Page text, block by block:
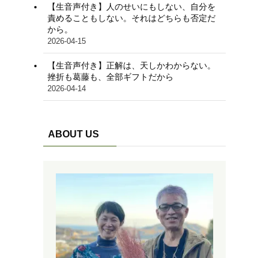
【生音声付き】人のせいにもしない、自分を
責めることもしない。それはどちらも否定だ
から。
2026-04-15
【生音声付き】正解は、天しかわからない。
挫折も葛藤も、全部ギフトだから
2026-04-14
ABOUT US